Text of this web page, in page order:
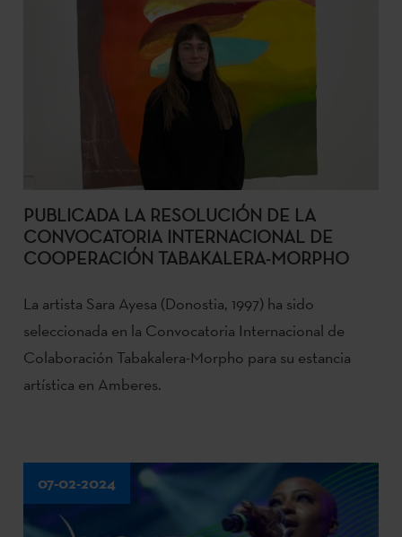
PUBLICADA LA RESOLUCIÓN DE LA
CONVOCATORIA INTERNACIONAL DE
COOPERACIÓN TABAKALERA-MORPHO
La artista Sara Ayesa (Donostia, 1997) ha sido
seleccionada en la Convocatoria Internacional de
Colaboración Tabakalera-Morpho para su estancia
artística en Amberes.
07-02-2024